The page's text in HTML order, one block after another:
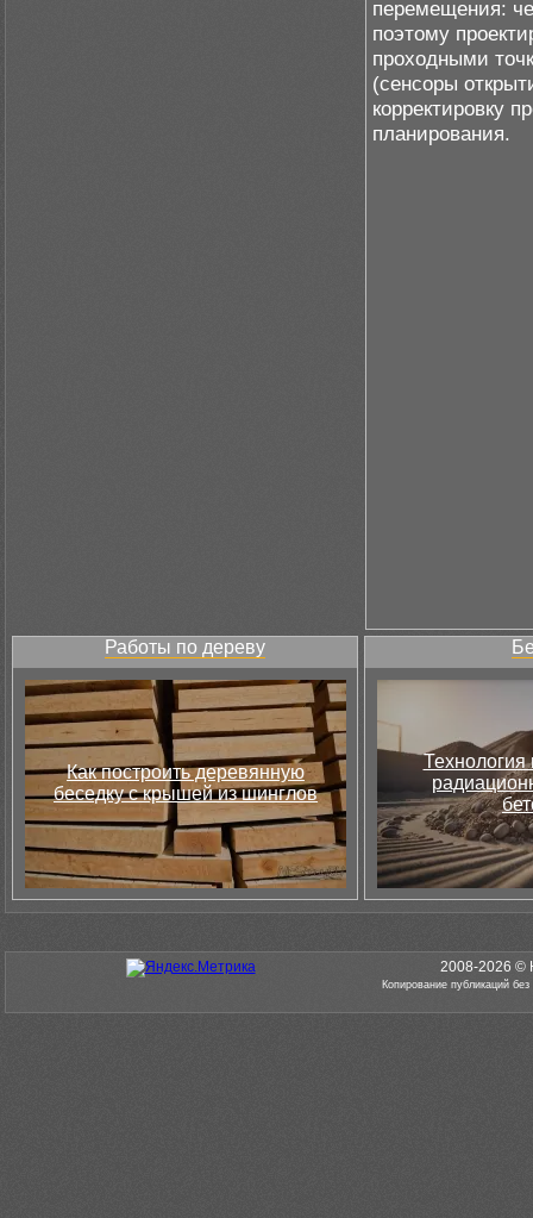
перемещения:
поэтому
проходными
(сенсоры
корректировку
планирования.
Работы по дереву
Как построить деревянную
беседку с крышей из шинглов
Технология
2008-2026 ©
Копирование публикаций